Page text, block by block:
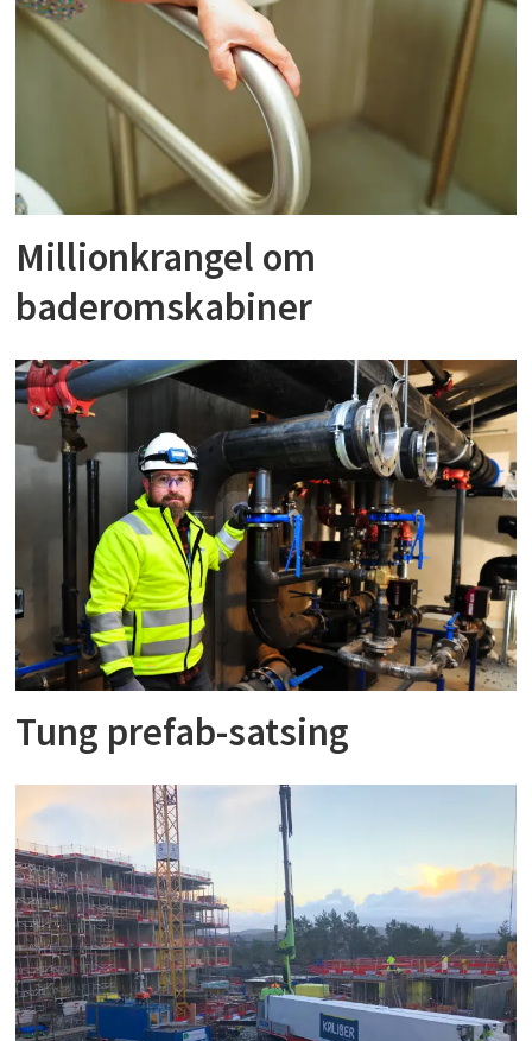
Millionkrangel om
baderomskabiner
Tung prefab-satsing